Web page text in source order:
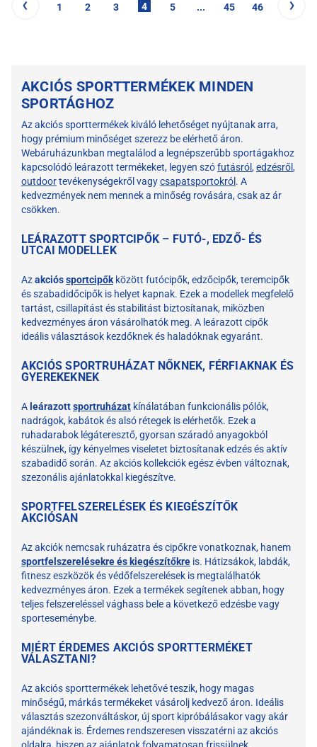
1 2 3 4 5 ... 45 46
AKCIÓS SPORTTERMÉKEK MINDEN
SPORTÁGHOZ
Az akciós sporttermékek kiváló lehetőséget nyújtanak arra,
hogy prémium minőséget szerezz be elérhető áron.
Webáruházunkban megtalálod a legnépszerűbb sportágakhoz
kapcsolódó leárazott termékeket, legyen szófutásról,edzésről,
outdoortevékenységekről vagycsapatsportokról . A
kedvezmények nem mennek a minőség rovására, csak az ár
csökken.
LEÁRAZOTT SPORTCIPŐK – FUTÓ-, EDZŐ- ÉS
UTCAI MODELLEK
Azakcióssportcipőkközött futócipők, edzőcipők, teremcipők
és szabadidőcipők is helyet kapnak. Ezek a modellek megfelelő
tartást, csillapítást és stabilitást biztosítanak, miközben
kedvezményes áron vásárolhatók meg. A leárazott cipők
ideális választások kezdőknek és haladóknak egyaránt.
AKCIÓS SPORTRUHÁZAT NŐKNEK, FÉRFIAKNAK ÉS
GYEREKEKNEK
A leárazottsportruházat kínálatában funkcionális pólók,
nadrágok, kabátok és alsó rétegek is elérhetők. Ezek a
ruhadarabok légáteresztő, gyorsan száradó anyagokból
készülnek, így kényelmes viseletet biztosítanak edzés és aktív
szabadidő során. Az akciós kollekciók egész évben változnak,
szezonális ajánlatokkal kiegészítve.
SPORTFELSZERELÉSEK ÉS KIEGÉSZÍTŐK
AKCIÓSAN
Az akciók nemcsak ruházatra és cipőkre vonatkoznak, hanem
sportfelszerelésekre és kiegészítőkre is. Hátizsákok, labdák,
fitnesz eszközök és védőfelszerelések is megtalálhatók
kedvezményes áron. Ezek a termékek segítenek abban, hogy
teljes felszereléssel vághass bele a következő edzésbe vagy
sporteseménybe.
MIÉRT ÉRDEMES AKCIÓS SPORTTERMÉKET
VÁLASZTANI?
Az akciós sporttermékek lehetővé teszik, hogy magas
minőségű, márkás termékeket vásárolj kedvező áron. Ideális
választás szezonváltáskor, új sport kipróbálásakor vagy akár
ajándéknak is. Érdemes rendszeresen visszatérni az akciós